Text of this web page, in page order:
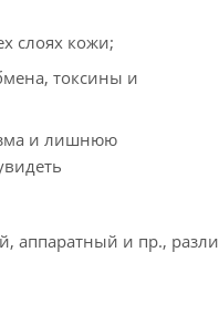
слоях кожи;
токсины и
и лишнюю
и пр.,